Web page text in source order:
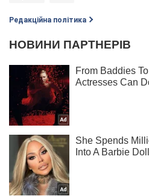
Редакційна політика